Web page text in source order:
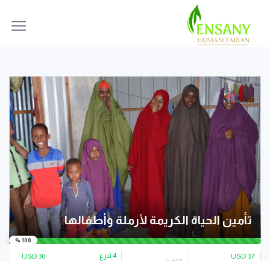
تأمين الحياة الكريمة لأرملة وأطفالها
100 %
37
4 تبرع
30 USD